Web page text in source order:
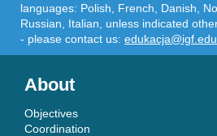
languages: Polish, French, Danish,
Russian, Italian, unless indicated
- please contact us:
About
Objectives
Coordination